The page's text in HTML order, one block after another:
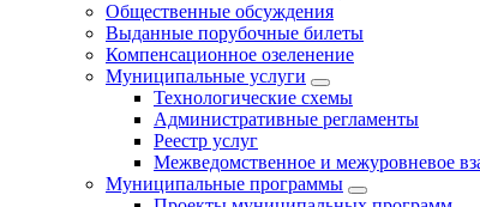
Общественные обсуждения
Выданные порубочные билеты
Компенсационное озеленение
Муниципальные услуги
Технологические схемы
Административные регламенты
Реестр услуг
Межведомственное и межуровневое
Муниципальные программы